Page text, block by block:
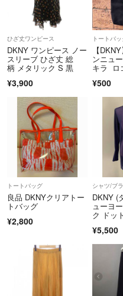
他にも当店では幅広い商品を取
#【まめしば屋】
#【まめしば屋】DKNY
#【まめしば屋】ボトムス
全商品ご覧頂けます♪
I have many other items listed♡♡
【注意事項】
ご購入前にプロフィール記載の注
最後までご覧いただきありがと
Thank you♡♡
♡Re:sellerとして活動中♡
❦世の中の不要となったお洋服
譲りし、再利用して頂くことで
ております❦
【注意事項】
⭐️購入後のクレームは対応致
にご連絡をお願い申し上げま
⭐️保管上または梱包(圧縮袋な
⭐️商品のデザイン、色、状態
差がございます☆
ひざ丈ワンピース
DKNY ワンピース ノー
スリーブ ひざ丈 総
柄 メタリック S 黒
¥3,900
トートバ
【
ンニュ
キラ ロ
¥500
トートバッグ
良品 DKNYクリアトー
トバッグ
¥2,800
シャツ/ブ
DKNY (
ューヨ
ク ドッ
¥5,500